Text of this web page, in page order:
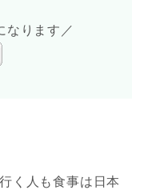
なります／
く人も食事は日本